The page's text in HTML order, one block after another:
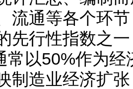
流通等各个环
先行性指数之
常以50%作为
制造业经济扩